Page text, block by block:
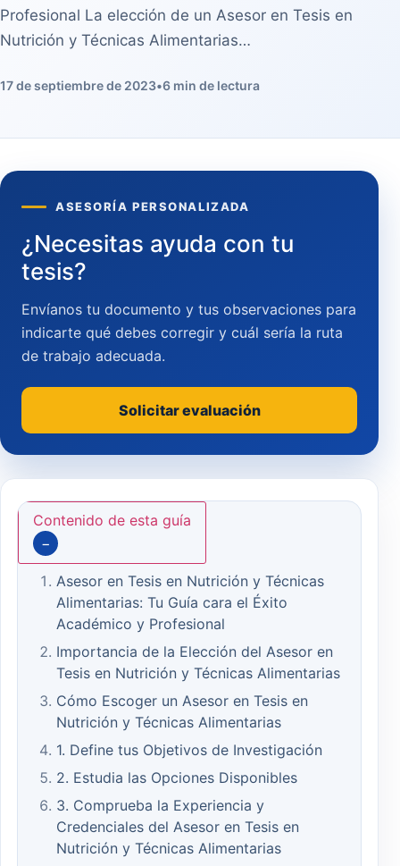
Profesional La elección de un Asesor en Tesis en
Nutrición y Técnicas Alimentarias…
17 de septiembre de 2023•6 min de lectura
Contenido de esta guía
−
Asesor en Tesis en Nutrición y Técnicas
Alimentarias: Tu Guía cara el Éxito
Académico y Profesional
Importancia de la Elección del Asesor en
Tesis en Nutrición y Técnicas Alimentarias
Cómo Escoger un Asesor en Tesis en
Nutrición y Técnicas Alimentarias
1. Define tus Objetivos de Investigación
2. Estudia las Opciones Disponibles
3. Comprueba la Experiencia y
Credenciales del Asesor en Tesis en
Nutrición y Técnicas Alimentarias
ASESORÍA PERSONALIZADA
¿Necesitas ayuda con tu
tesis?
Envíanos tu documento y tus observaciones para
indicarte qué debes corregir y cuál sería la ruta
de trabajo adecuada.
Solicitar evaluación